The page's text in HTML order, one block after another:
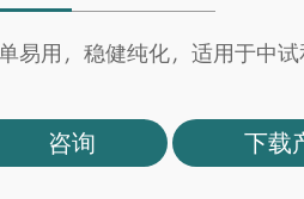
易用，稳健纯化，适用于中
咨询 下载